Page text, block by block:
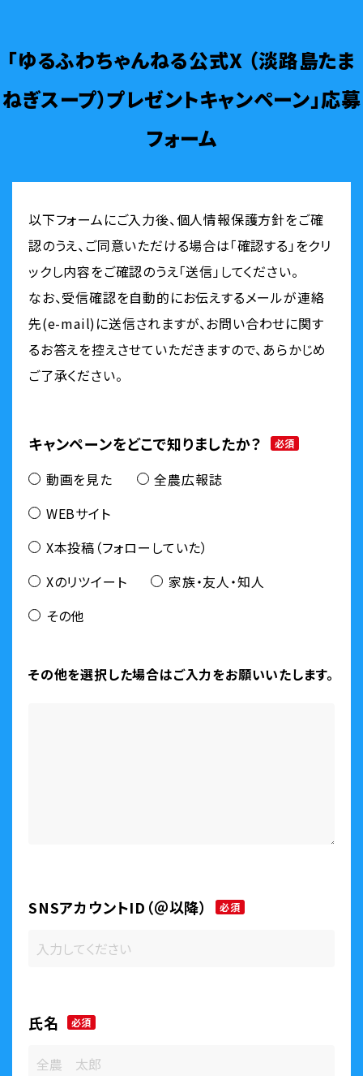
「ゆるふわちゃんねる公式X （淡路島たま
ねぎスープ）プレゼントキャンペーン」応募
フォーム
以下フォームにご入力後、個人情報保護方針をご確
認のうえ、ご同意いただける場合は「確認する」をクリ
ックし内容をご確認のうえ「送信」してください。
なお、受信確認を自動的にお伝えするメールが連絡
先(e-mail)に送信されますが、お問い合わせに関す
るお答えを控えさせていただきますので、あらかじめ
ご了承ください。
キャンペーンをどこで知りましたか？ 必須
動画を見た
全農広報誌
WEBサイト
X本投稿（フォローしていた）
Xのリツイート
家族・友人・知人
その他
その他を選択した場合はご入力をお願いいたします。
SNSアカウントID（＠以降） 必須
氏名 必須